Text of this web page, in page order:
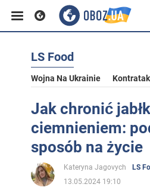
LS Food
Wojna Na Ukrainie
Jak chronić
ciemnieniem:
sposób na życie
Kateryna Jagovych
LS
13.05.2024 19:10